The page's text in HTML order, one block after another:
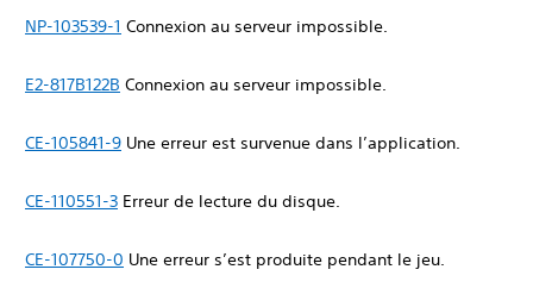
NP-103539-1 Connexion au serveur impossible.
E2-817B122B Connexion au serveur impossible.
CE-105841-9 Une erreur est survenue dans l’application.
CE-110551-3 Erreur de lecture du disque.
CE-107750-0 Une erreur s’est produite pendant le jeu.